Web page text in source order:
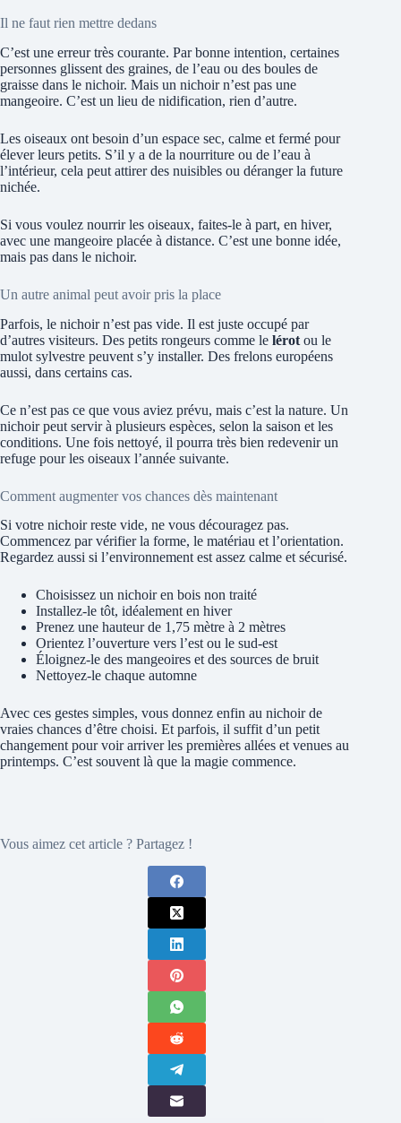
Il ne faut rien mettre dedans
C’est une erreur très courante. Par bonne intention, certaines
personnes glissent des graines, de l’eau ou des boules de
graisse dans le nichoir. Mais un nichoir n’est pas une
mangeoire. C’est un lieu de nidification, rien d’autre.
Les oiseaux ont besoin d’un espace sec, calme et fermé pour
élever leurs petits. S’il y a de la nourriture ou de l’eau à
l’intérieur, cela peut attirer des nuisibles ou déranger la future
nichée.
Si vous voulez nourrir les oiseaux, faites-le à part, en hiver,
avec une mangeoire placée à distance. C’est une bonne idée,
mais pas dans le nichoir.
Un autre animal peut avoir pris la place
Parfois, le nichoir n’est pas vide. Il est juste occupé par
d’autres visiteurs. Des petits rongeurs comme le lérot ou le
mulot sylvestre peuvent s’y installer. Des frelons européens
aussi, dans certains cas.
Ce n’est pas ce que vous aviez prévu, mais c’est la nature. Un
nichoir peut servir à plusieurs espèces, selon la saison et les
conditions. Une fois nettoyé, il pourra très bien redevenir un
refuge pour les oiseaux l’année suivante.
Comment augmenter vos chances dès maintenant
Si votre nichoir reste vide, ne vous découragez pas.
Commencez par vérifier la forme, le matériau et l’orientation.
Regardez aussi si l’environnement est assez calme et sécurisé.
Choisissez un nichoir en bois non traité
Installez-le tôt, idéalement en hiver
Prenez une hauteur de 1,75 mètre à 2 mètres
Orientez l’ouverture vers l’est ou le sud-est
Éloignez-le des mangeoires et des sources de bruit
Nettoyez-le chaque automne
Avec ces gestes simples, vous donnez enfin au nichoir de
vraies chances d’être choisi. Et parfois, il suffit d’un petit
changement pour voir arriver les premières allées et venues au
printemps. C’est souvent là que la magie commence.
Vous aimez cet article ? Partagez !